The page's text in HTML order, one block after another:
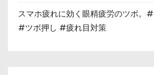
スマホ疲れに効く眼精疲労のツボ。
#ツボ押し #疲れ目対策